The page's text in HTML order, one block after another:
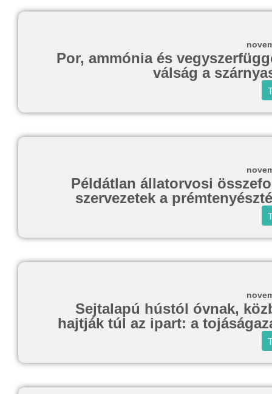
Por, ammónia és
válság a
Példátlan állatorvosi
szervezetek a
Sejtalapú hústól óvnak,
hajtják túl az ipart: a